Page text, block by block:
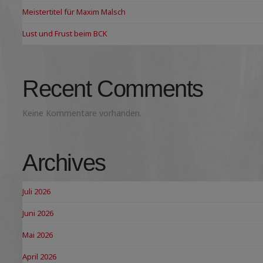
Meistertitel für Maxim Malsch
Lust und Frust beim BCK
Recent Comments
Keine Kommentare vorhanden.
Archives
Juli 2026
Juni 2026
Mai 2026
April 2026